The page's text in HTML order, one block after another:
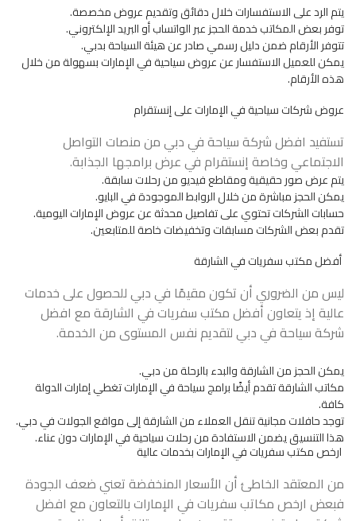
يتم الرد على الاستفسارات خلال دقائق وتقديم عروض مخصصة.
توفر بعض المكاتب خدمة الحجز عبر الواتساب أو البريد الإلكتروني.
تتوفر الأرقام ضمن دليل رسمي صادر عن هيئة السياحة بدبي.
يمكن للعميل الاستفسار عن عروض سياحية في الإمارات بسهولة من خلال
هذه الأرقام.
عروض شركات سياحية في الإمارات على إنستقرام
تستفيد افضل شركة سياحة في دبي من منصات التواصل
الاجتماعي وخاصة إنستقرام في عرض برامجها الجذابة.
يتم عرض صور حقيقية ومقاطع فيديو من رحلات سابقة.
يمكن الحجز مباشرة من خلال الروابط الموجودة في البايو.
حسابات الشركات تحتوي على تفاصيل محدثة عن عروض الإمارات اليومية.
تقدم بعض الشركات مسابقات وتخفيضات خاصة للمتابعين.
أفضل مكتب سفريات في الشارقة
ليس من الضروري أن تكون مقيمًا في دبي للحصول على خدمات
عالية إذ يتعاون أفضل مكتب سفريات في الشارقة مع افضل
شركة سياحة في دبي لتقديم نفس المستوى من الخدمة.
يمكن الحجز من الشارقة والبدء بالرحلة من دبي.
مكاتب الشارقة تقدم أيضًا برامج سياحة في الإمارات تغطي إمارات الدولة
كافة.
توجد حافلات مجانية تنقل العملاء من الشارقة إلى مواقع الجولات في دبي.
هذا التنسيق يضمن الاستفادة من رحلات سياحية في الإمارات دون عناء.
ارخص مكتب سفريات في الإمارات بخدمات عالية
من المعتقد الخاطئ أن الأسعار المنخفضة تعني ضعف الجودة
فبعض ارخص مكاتب سفريات في الإمارات بالتعاون مع افضل